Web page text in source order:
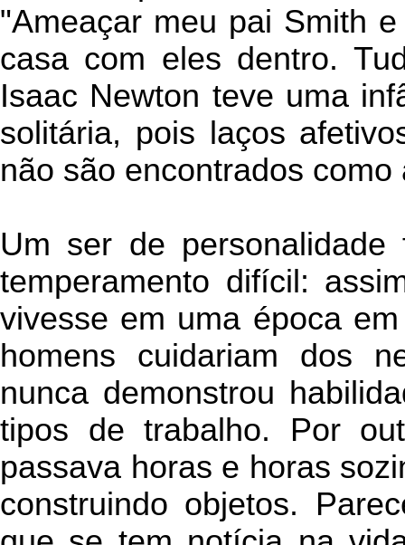
"Ameaçar meu pai Smith
casa com eles dentro.
Isaac Newton teve uma
solitária, pois laços
não são encontrados
Um ser de
temperamento difícil:
vivesse em uma época
homens cuidariam dos
nunca demonstrou
tipos de trabalho. Por
passava horas e horas
construindo objetos.